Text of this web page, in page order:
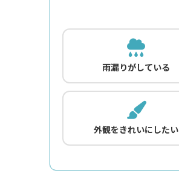
雨漏りがしている
外観をきれいにしたい